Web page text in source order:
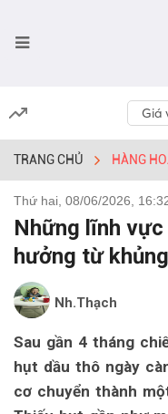
Giá
TRANG CHỦ HÀNG
Thứ hai, 08/06/2026,
Những lĩnh
hưởng từ
Nh.Thạch
Sau gần 4 tháng
hụt dầu thô ngày
cơ chuyển thành